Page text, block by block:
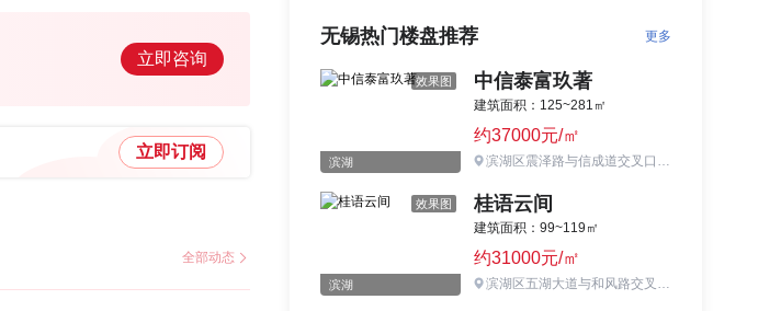
立即咨询
立即订阅
全部动态
无锡热门楼盘推荐 更多
效果图
滨湖
中信泰富玖著
建筑面积：125~281㎡
约37000元/㎡
滨湖区震泽路与信成道交叉口东北
效果图
滨湖
桂语云间
建筑面积：99~119㎡
约31000元/㎡
滨湖区五湖大道与和风路交叉口西北侧